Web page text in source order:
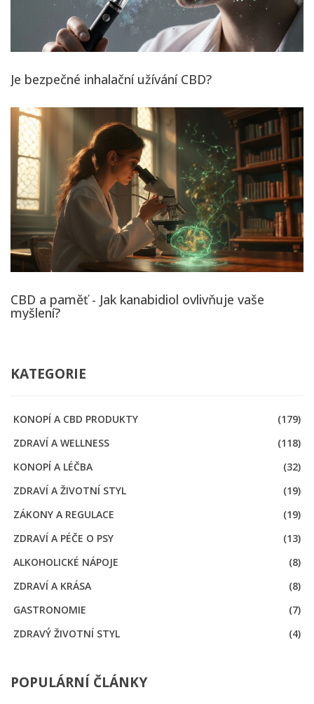
Je bezpečné inhalační užívání CBD?
CBD a paměť - Jak kanabidiol ovlivňuje vaše
myšlení?
KATEGORIE
KONOPÍ A CBD PRODUKTY
(179)
ZDRAVÍ A WELLNESS
(118)
KONOPÍ A LÉČBA
(32)
ZDRAVÍ A ŽIVOTNÍ STYL
(19)
ZÁKONY A REGULACE
(19)
ZDRAVÍ A PÉČE O PSY
(13)
ALKOHOLICKÉ NÁPOJE
(8)
ZDRAVÍ A KRÁSA
(8)
GASTRONOMIE
(7)
ZDRAVÝ ŽIVOTNÍ STYL
(4)
POPULÁRNÍ ČLÁNKY